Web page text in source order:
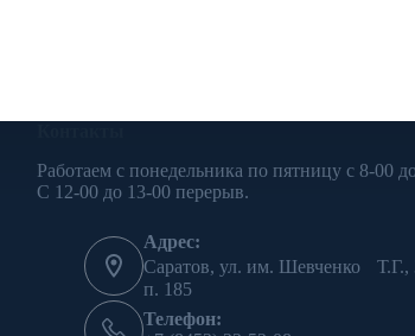
Работаем с понедельника по пятницу с 8-00
С 12-00 до 13-00 перерыв.
Адрес:
Саратов, ул. им. Шевченко Т.Г.,
п. 185
Телефон: